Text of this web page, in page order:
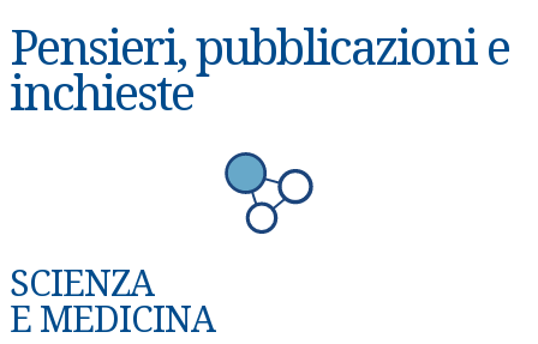
Pensieri, pubblicazioni e
inchieste
SCIENZA
E MEDICINA